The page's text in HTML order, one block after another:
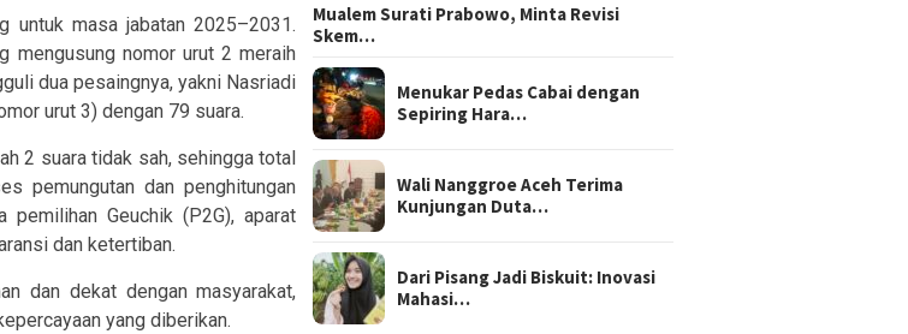
untuk masa jabatan 2025–2031.
mengusung nomor urut 2 meraih
dua pesaingnya, yakni Nasriadi
urut 3) dengan 79 suara.
2 suara tidak sah, sehingga total
pemungutan dan penghitungan
Geuchik (P2G), aparat
dan ketertiban.
dan dekat dengan masyarakat,
yang diberikan.
Mualem Surati Prabowo, Minta Revisi
Skem…
Menukar Pedas Cabai dengan
Sepiring Hara…
Wali Nanggroe Aceh Terima
Kunjungan Duta…
Dari Pisang Jadi Biskuit: Inovasi
Mahasi…